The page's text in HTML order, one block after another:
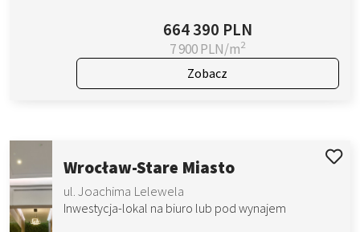
664 390 PLN
7 900 PLN/m2
Zobacz
Wrocław-Stare Miasto
ul. Joachima Lelewela
Inwestycja-lokal na biuro lub pod wynajem